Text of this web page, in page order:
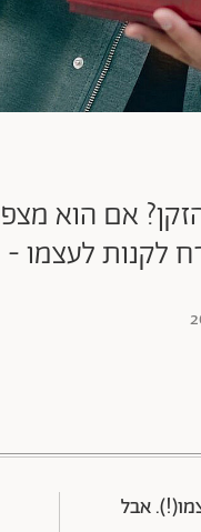
אם הוא
לקנות לעצמו
אבל